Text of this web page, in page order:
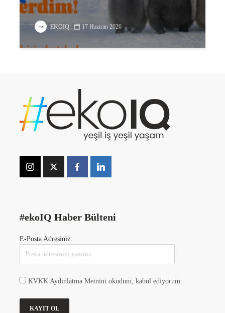
EKOIQ 17 Haziran 2026
#ekoIQ Haber Bülteni
E-Posta Adresiniz:
KVKK Aydınlatma Metnini okudum, kabul ediyorum.